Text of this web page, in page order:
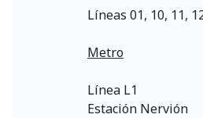
Líneas 01, 10, 11,
Metro
Línea L1
Estación Nervión